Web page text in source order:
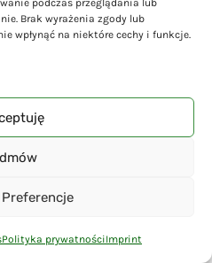
podczas przeglądania lub
Brak wyrażenia zgody lub
wpłynąć na niektóre cechy i funkcje.
Polityka prywatnościImprint